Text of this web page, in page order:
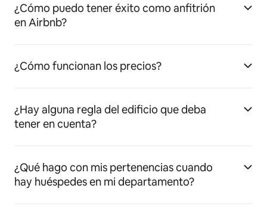
¿Cómo puedo tener éxito como anfitrión
en Airbnb?
¿Cómo funcionan los precios?
¿Hay alguna regla del edificio que deba
tener en cuenta?
¿Qué hago con mis pertenencias cuando
hay huéspedes en mi departamento?